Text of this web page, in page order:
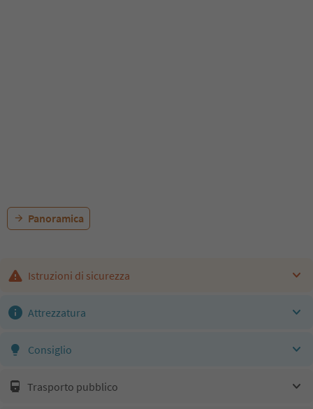
Panoramica
Istruzioni di sicurezza
Attrezzatura
Consiglio
Trasporto pubblico